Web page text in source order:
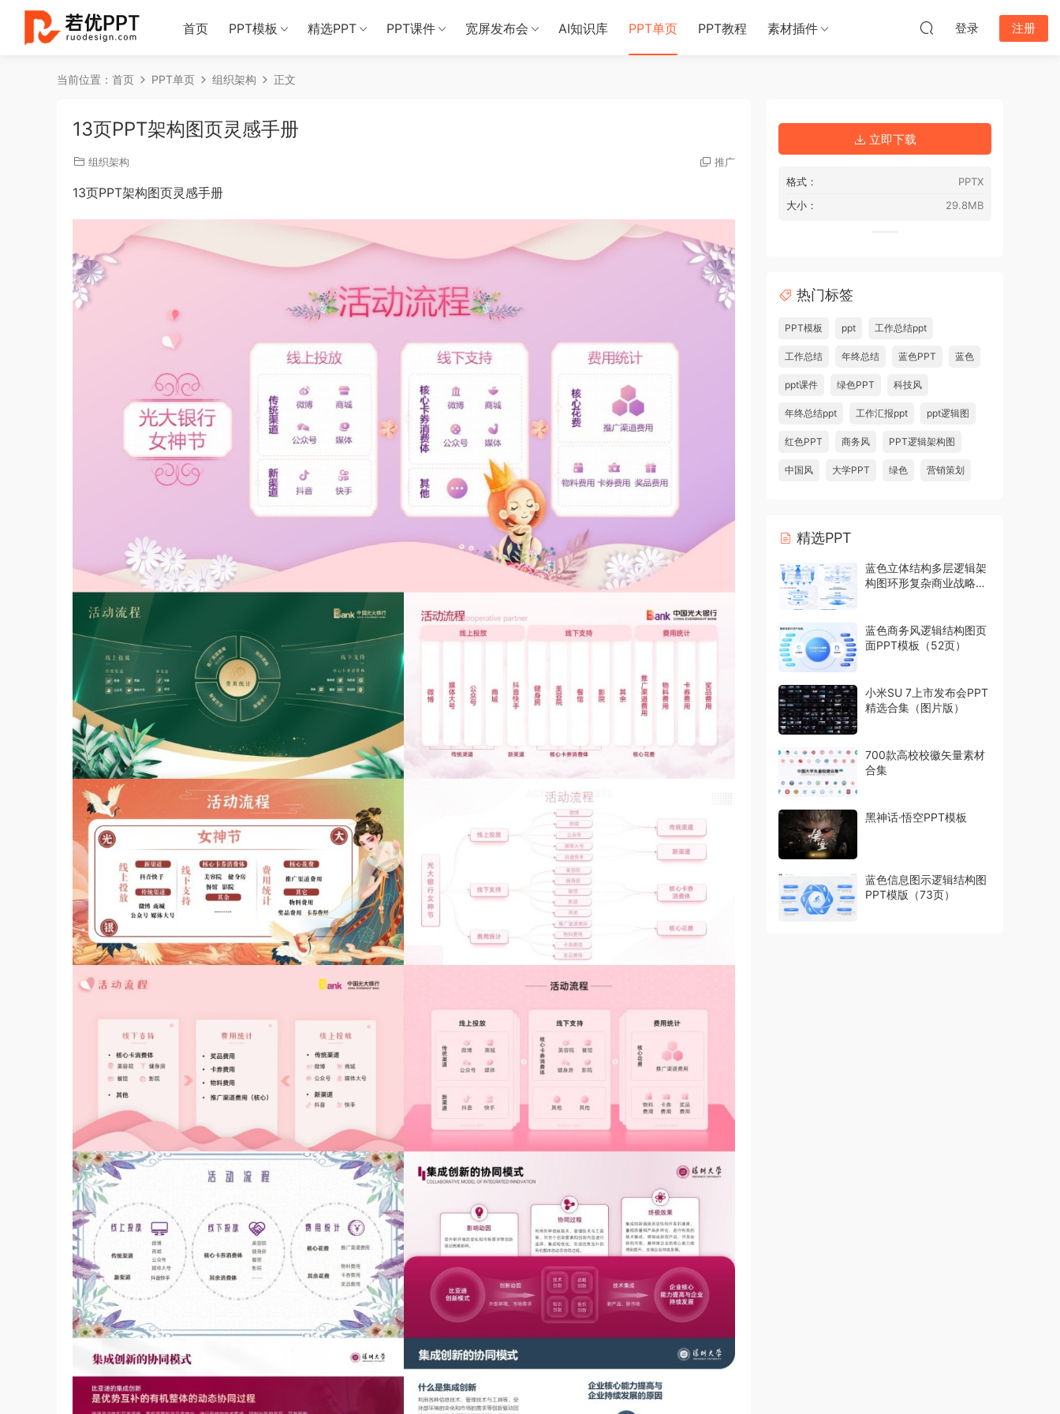
首页 PPT模板 精选PPT PPT课件 宽屏发布会 AI知识库 PPT单页 PPT教程 素材插件 登录 注册
当前位置： 首页 PPT单页 组织架构 正文
13页PPT架构图页灵感手册
组织架构 推广
13页PPT架构图页灵感手册
立即下载
格式：
PPTX
大小：
29.8MB
热门标签
PPT模板 ppt 工作总结ppt
工作总结 年终总结 蓝色PPT 蓝色
ppt课件 绿色PPT 科技风
年终总结ppt 工作汇报ppt ppt逻辑图
红色PPT 商务风 PPT逻辑架构图
中国风 大学PPT 绿色 营销策划
精选PPT
蓝色立体结构多层逻辑架
构图环形复杂商业战略模
蓝色商务风逻辑结构图页
面PPT模板（52页）
小米SU 7上市发布会PPT
精选合集（图片版）
700款高校校徽矢量素材
合集
黑神话·悟空PPT模板
蓝色信息图示逻辑结构图
PPT模版（73页）